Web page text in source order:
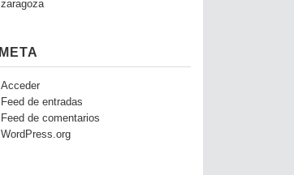
zaragoza
META
Acceder
Feed de entradas
Feed de comentarios
WordPress.org